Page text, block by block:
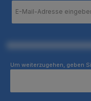
Mail-
Um weiterzugehen, geben